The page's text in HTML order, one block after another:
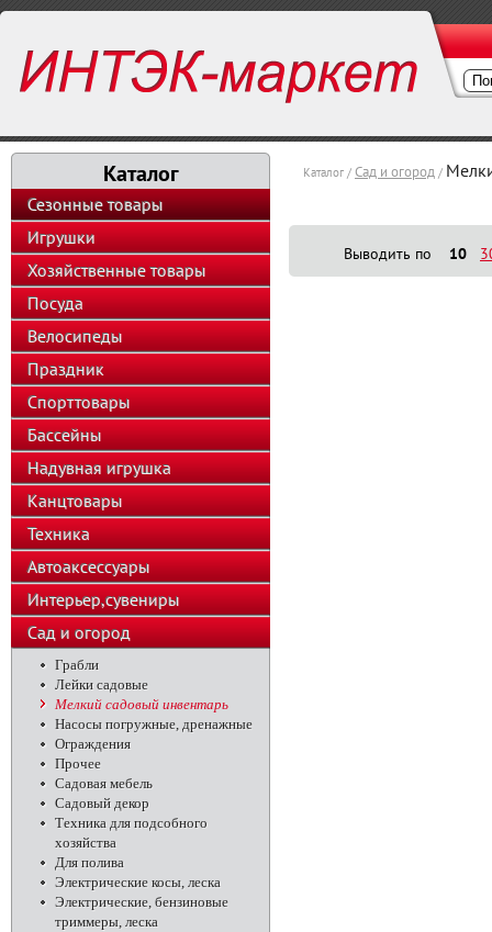
Каталог
Сезонные товары
Игрушки
Хозяйственные товары
Посуда
Велосипеды
Праздник
Спорттовары
Бассейны
Надувная игрушка
Канцтовары
Техника
Автоаксессуары
Интерьер,сувениры
Сад и огород
Грабли
Лейки садовые
Мелкий садовый инвентарь
Насосы погружные, дренажные
Ограждения
Прочее
Садовая мебель
Садовый декор
Техника для подсобного
хозяйства
Для полива
Электрические косы, леска
Электрические, бензиновые
триммеры, леска
Каталог / Сад и огород /
Выводить по 10